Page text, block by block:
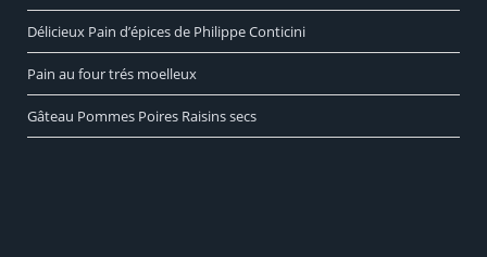
Délicieux Pain d’épices de Philippe Conticini
Pain au four trés moelleux
Gâteau Pommes Poires Raisins secs